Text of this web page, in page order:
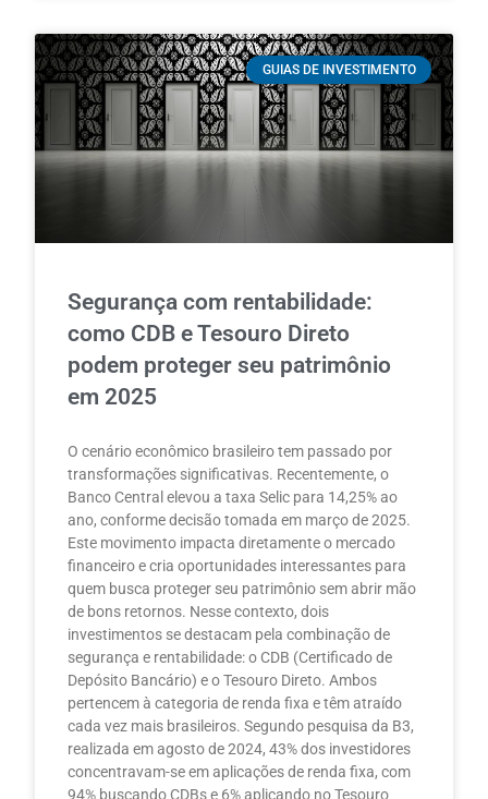
GUIAS DE INVESTIMENTO
Segurança com rentabilidade:
como CDB e Tesouro Direto
podem proteger seu patrimônio
em 2025
O cenário econômico brasileiro tem passado por
transformações significativas. Recentemente, o
Banco Central elevou a taxa Selic para 14,25% ao
ano, conforme decisão tomada em março de 2025.
Este movimento impacta diretamente o mercado
financeiro e cria oportunidades interessantes para
quem busca proteger seu patrimônio sem abrir mão
de bons retornos. Nesse contexto, dois
investimentos se destacam pela combinação de
segurança e rentabilidade: o CDB (Certificado de
Depósito Bancário) e o Tesouro Direto. Ambos
pertencem à categoria de renda fixa e têm atraído
cada vez mais brasileiros. Segundo pesquisa da B3,
realizada em agosto de 2024, 43% dos investidores
concentravam-se em aplicações de renda fixa, com
94% buscando CDBs e 6% aplicando no Tesouro